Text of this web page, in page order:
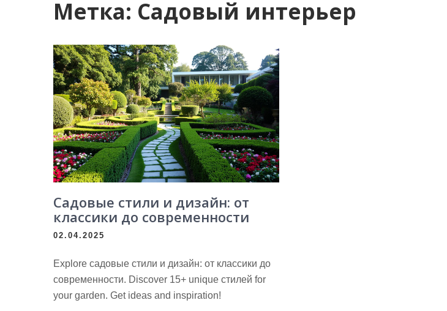
Метка: Садовый интерьер
Садовые стили и дизайн: от
классики до современности
02.04.2025
Explore садовые стили и дизайн: от классики до
современности. Discover 15+ unique стилей for
your garden. Get ideas and inspiration!